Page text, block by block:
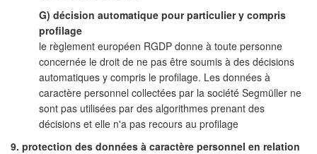
G) décision automatique pour particulier y compris
profilage
le règlement européen RGDP donne à toute personne
concernée le droit de ne pas être soumis à des décisions
automatiques y compris le profilage. Les données à
caractère personnel collectées par la société Segmüller ne
sont pas utilisées par des algorithmes prenant des
décisions et elle n'a pas recours au profilage
9. protection des données à caractère personnel en relation